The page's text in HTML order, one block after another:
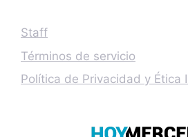
Staff
Términos de servicio
Política de Privacidad y Ética